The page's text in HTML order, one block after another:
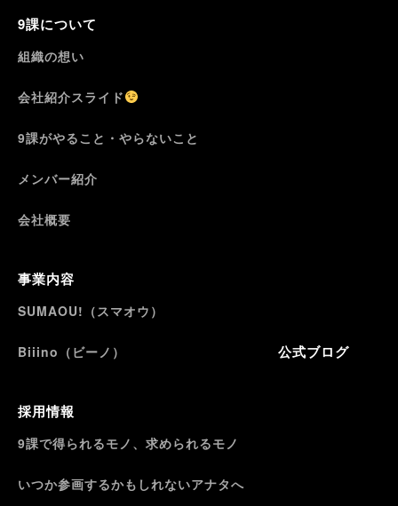
9課について
組織の想い
会社紹介スライド
9課がやること・やらないこと
メンバー紹介
会社概要
事業内容
SUMAOU!（スマオウ）
Biiino（ビーノ） 公式ブログ
採用情報
9課で得られるモノ、求められるモノ
いつか参画するかもしれないアナタへ